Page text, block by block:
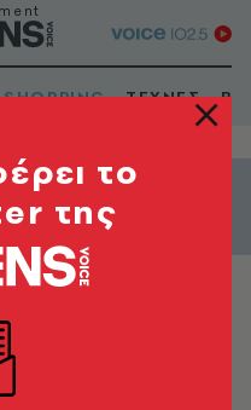
SHOPPING ΤΕΧΝΕΣ
το
της